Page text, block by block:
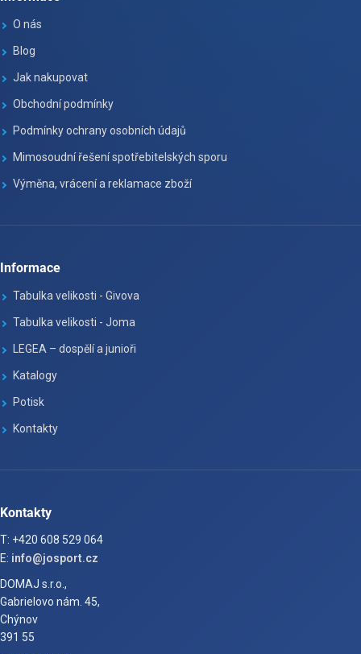
O nás
Blog
Jak nakupovat
Obchodní podmínky
Podmínky ochrany osobních údajů
Mimosoudní řešení spotřebitelských sporu
Výměna, vrácení a reklamace zboží
Informace
Tabulka velikosti - Givova
Tabulka velikosti - Joma
LEGEA – dospělí a junioři
Katalogy
Potisk
Kontakty
Kontakty
T: +420 608 529 064
E: info@josport.cz
DOMAJ s.r.o.,
Gabrielovo nám. 45,
Chýnov
391 55